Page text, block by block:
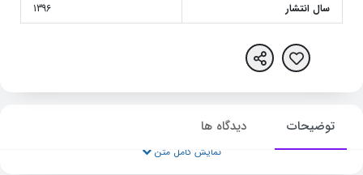
سال انتشار
1396
توضیحات دیدگاه ها
نمایش کامل متن